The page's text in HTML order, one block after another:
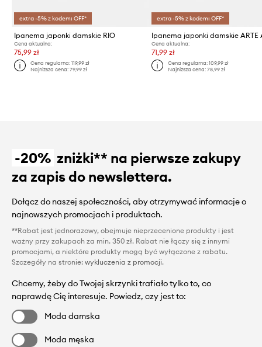
extra -5% z kodem: OFF*
Ipanema japonki damskie RIO
Cena aktualna:
75,99 zł
Cena regularna:119,99 zł
Najniższa cena:79,99 zł
extra -5% z kodem: OFF*
Ipanema japonki damskie ARTE
Cena aktualna:
71,99 zł
Cena regularna: 109,99 zł
Najniższa cena: 78,99 zł
-20% zniżki** na pierwsze zakupy
za zapis do newslettera.
Dołącz do naszej społeczności, aby otrzymywać informacje o
najnowszych promocjach i produktach.
**Rabat jest jednorazowy, obejmuje nieprzecenione produkty i jest
ważny przy zakupach za min. 350 zł. Rabat nie łączy się z innymi
promocjami, a niektóre produkty mogą być wyłączone z rabatu.
Szczegóły na stronie: wykluczenia z promocji.
Chcemy, żeby do Twojej skrzynki trafiało tylko to, co
naprawdę Cię interesuje. Powiedz, czy jest to:
Moda damska
Moda męska